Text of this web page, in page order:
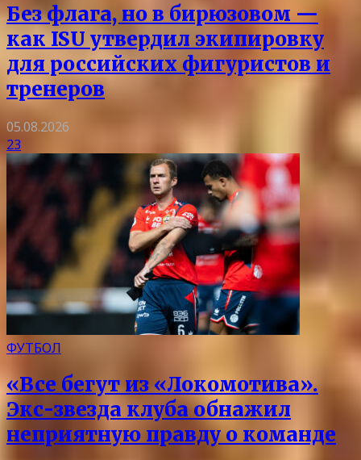
Без флага, но в бирюзовом —
как ISU утвердил экипировку
для российских фигуристов и
тренеров
05.08.2026
23
ФУТБОЛ
«Все бегут из «Локомотива».
Экс-звезда клуба обнажил
неприятную правду о команде